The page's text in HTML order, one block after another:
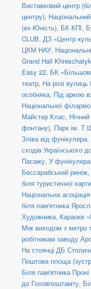
Виставковий центр
центру),
(ex-Юність), БК КПІ,
CLUB, ДЗ «Центр
ЦКМ НАУ,
Grand Hall Khreschatyk
Easy 22, БК
театр, На розі
особняка, Під аркою
Національної
Майстер Клас,
фонтану), Парк ім.
Зліва від фунікулера,
сходів Українського
Пасажу, У фунікулера
Бессарабський
біля туристичної карти
Національна
біля пам'ятника
Художника, Караоке
Між виходом з метро
робітникам заводу
На стоянці ДБ
Поштова площа
Біля пам'ятника Проні
до Головпоштамту,